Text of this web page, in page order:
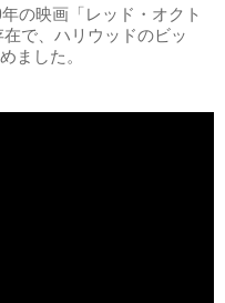
の映画「レッド・オクト
で、ハリウッドのビッ
ました。